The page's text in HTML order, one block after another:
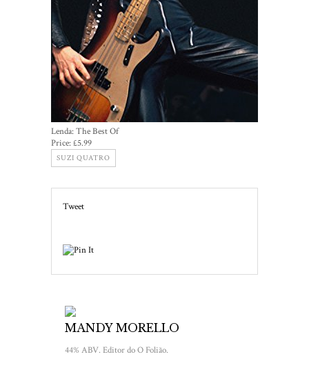
Lenda: The Best Of
Price:£5.99
SUZI QUATRO
Tweet
MANDY MORELLO
44% ABV. Editor do O Folião.